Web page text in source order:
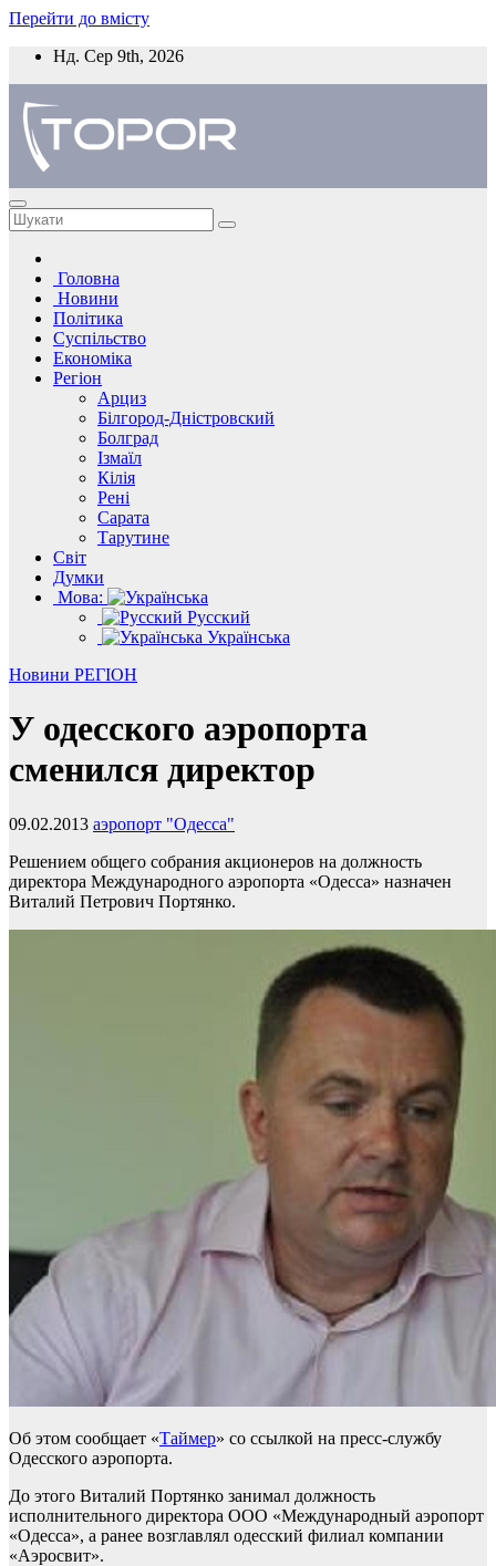
Перейти до вмісту
Нд. Сер 9th, 2026
Головна
Новини
Політика
Суспільство
Економіка
Регіон
Арциз
Білгород-Дністровский
Болград
Ізмаїл
Кілія
Рені
Сарата
Тарутине
Світ
Думки
Мова:
Русский
Українська
Новини РЕГІОН
У одесского аэропорта
сменился директор
09.02.2013 аэропорт "Одесса"
Решением общего собрания акционеров на должность
директора Международного аэропорта «Одесса» назначен
Виталий Петрович Портянко.
Об этом сообщает «Таймер» со ссылкой на пресс-службу
Одесского аэропорта.
До этого Виталий Портянко занимал должность
исполнительного директора ООО «Международный аэропорт
«Одесса», а ранее возглавлял одесский филиал компании
«Аэросвит».